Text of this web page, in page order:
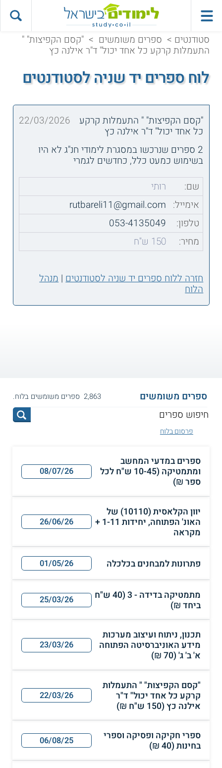
סטודנטים > ספרים משומשים > "קסם הקפיצות" "
התעמלות קרקע כל אחד יכול" ד"ר אילנה כץ
לוח ספרים יד שניה לסטודנטים
"קסם הקפיצות" " התעמלות קרקע
כל אחד יכול" ד"ר אילנה כץ
22/03/2026
2 ספרים שנרכשו במסגרת לימודי חנ"ג לא היו
בשימוש כמעט כלל, כחדשים לגמרי
שם:
רותי
אימייל: rutbareli11@gmail.com
טלפון:
053-4135049
מחיר:
150 ש"ח
חזרה ללוח ספרים יד שניה לסטודנטים|מנהל
הלוח
ספרים משומשים 2,863 ספרים משומשים בלוח.
פרסום בלוח
ספרים במדעי המחשב
ומתמטיקה (10-45 ש"ח לכל
ספר ₪)
08/07/26
יוון הקלאסית (10110) של
האונ' הפתוחה, יחידות 1-11 +
מקראה
26/06/26
פתרונות למבחנים בכלכלה 01/05/26
מתמטיקה בדידה - 3 (40 ש"ח
ביחד ₪)
25/03/26
תכנון, ניתוח ועיצוב מערכות
מידע האוניברסיטה הפתוחה
א' ב' ג' (70 ₪)
23/03/26
"קסם הקפיצות" " התעמלות
קרקע כל אחד יכול" ד"ר
אילנה כץ (150 ש"ח ₪)
22/03/26
ספרי חקיקה ופסיקה וספרי
בחינות (40 ₪)
06/08/25